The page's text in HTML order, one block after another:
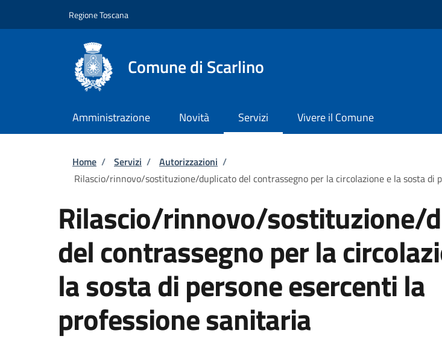
Regione Toscana
Comune di Scarlino
Amministrazione Novità Servizi Vivere il Comune
Briciole di pane
Home / Servizi / Autorizzazioni /
Rilascio/rinnovo/sostituzione/duplicato del contrassegno per la circolazione e la sosta di
Rilascio/rinnovo/sostituzione/
del contrassegno per la
la sosta di persone esercenti la
professione sanitaria